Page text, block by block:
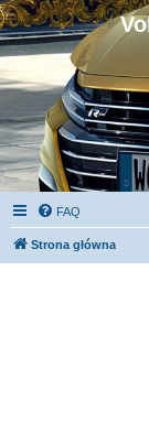
FAQ
Strona główna